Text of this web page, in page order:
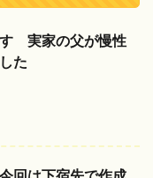
実家の父が慢性
た